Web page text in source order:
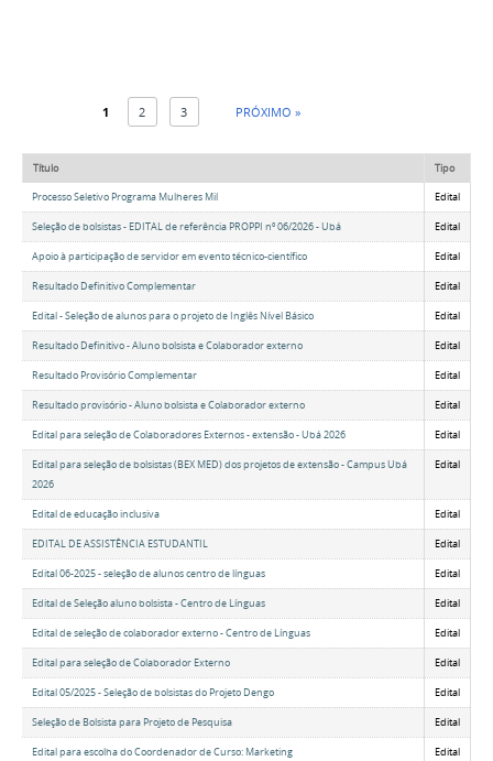
1 2 3 PRÓXIMO »
Título Tipo
Processo Seletivo Programa Mulheres Mil Edital
Seleção de bolsistas - EDITAL de referência PROPPI nº 06/2026 - Ubá Edital
Apoio à participação de servidor em evento técnico-científico Edital
Resultado Definitivo Complementar Edital
Edital - Seleção de alunos para o projeto de Inglês Nível Básico Edital
Resultado Definitivo - Aluno bolsista e Colaborador externo Edital
Resultado Provisório Complementar Edital
Resultado provisório - Aluno bolsista e Colaborador externo Edital
Edital para seleção de Colaboradores Externos - extensão - Ubá 2026 Edital
Edital para seleção de bolsistas (BEX MED) dos projetos de extensão - Campus Ubá
2026
Edital
Edital de educação inclusiva Edital
EDITAL DE ASSISTÊNCIA ESTUDANTIL Edital
Edital 06-2025 - seleção de alunos centro de línguas Edital
Edital de Seleção aluno bolsista - Centro de Línguas Edital
Edital de seleção de colaborador externo - Centro de Línguas Edital
Edital para seleção de Colaborador Externo Edital
Edital 05/2025 - Seleção de bolsistas do Projeto Dengo Edital
Seleção de Bolsista para Projeto de Pesquisa Edital
Edital para escolha do Coordenador de Curso: Marketing Edital